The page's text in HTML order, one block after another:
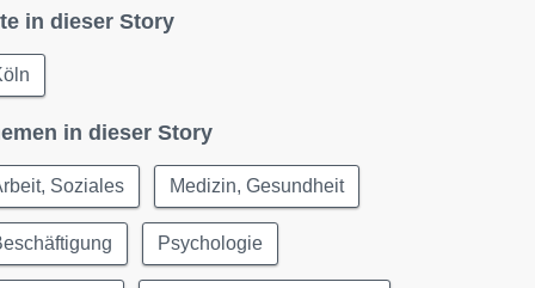
in dieser Story
in dieser Story
Soziales Medizin, Gesundheit
Psychologie